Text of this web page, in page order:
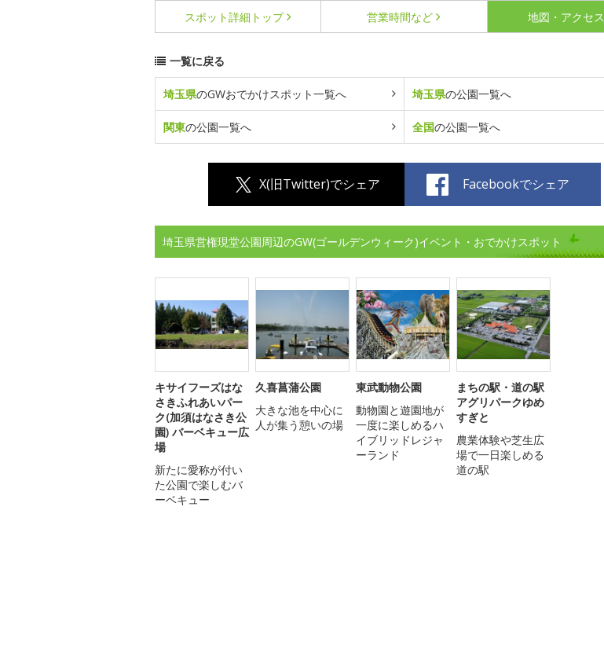
スポット詳細 トップ 営業時間など 地図・アクセス
一覧に戻る
埼玉県のGWおでかけスポット一覧へ 埼玉県の公園一覧へ
関東の公園一覧へ 全国の公園一覧へ
X(旧Twitter)でシェア Facebookでシェア
埼玉県営権現堂公園周辺のGW(ゴールデンウィーク)イベント・おでかけスポット
キサイフーズはな
さきふれあいパー
ク(加須はなさき公
園) バーベキュー広
場
新たに愛称が付い
た公園で楽しむバ
ーベキュー
久喜菖蒲公園
大きな池を中心に
人が集う憩いの場
東武動物公園
動物園と遊園地が
一度に楽しめるハ
イブリッドレジャ
ーランド
まちの駅・道の駅
アグリパークゆめ
すぎと
農業体験や芝生広
場で一日楽しめる
道の駅